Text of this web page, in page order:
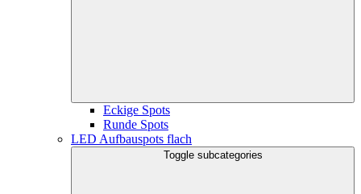
Eckige Spots
Runde Spots
LED Aufbauspots flach
Toggle subcategories